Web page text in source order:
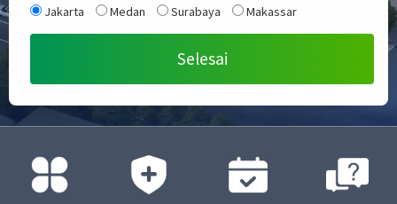
Jakarta Medan Surabaya Makassar